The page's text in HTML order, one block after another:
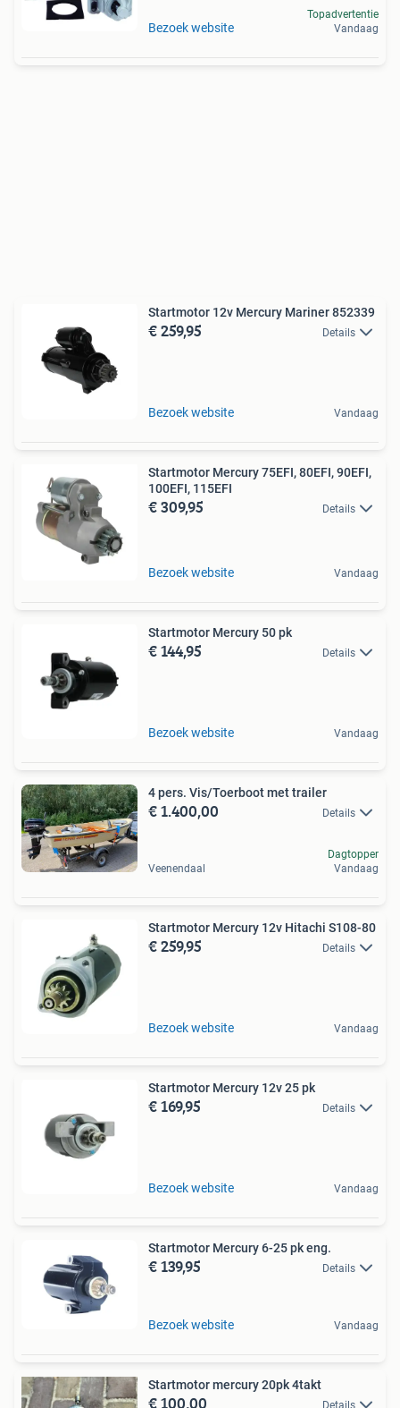
Bezoek website
Topadvertentie
Vandaag
Startmotor 12v Mercury Mariner 852339
€ 259,95 Details
Bezoek website Vandaag
Startmotor Mercury 75EFI, 80EFI, 90EFI,
100EFI, 115EFI
€ 309,95 Details
Bezoek website Vandaag
Startmotor Mercury 50 pk
€ 144,95 Details
Bezoek website Vandaag
4 pers. Vis/Toerboot met trailer
€ 1.400,00 Details
Veenendaal
Dagtopper
Vandaag
Startmotor Mercury 12v Hitachi S108-80
€ 259,95 Details
Bezoek website Vandaag
Startmotor Mercury 12v 25 pk
€ 169,95 Details
Bezoek website Vandaag
Startmotor Mercury 6-25 pk eng.
€ 139,95 Details
Bezoek website Vandaag
Startmotor mercury 20pk 4takt
€ 100,00 Details